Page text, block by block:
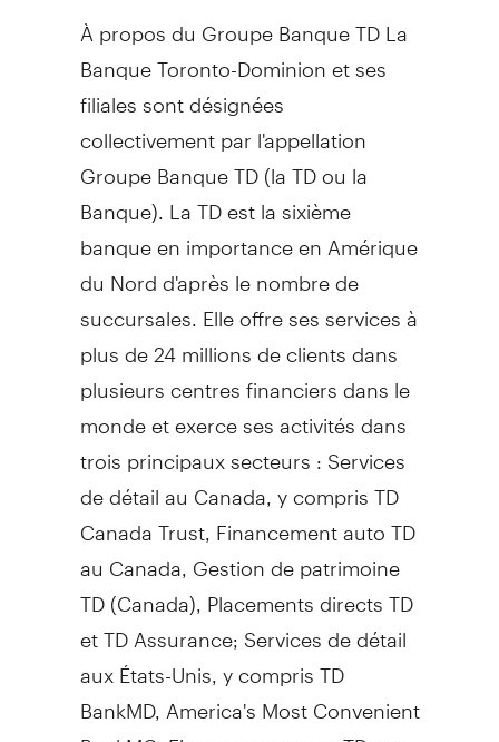
À propos du Groupe Banque TD La
Banque Toronto-Dominion et ses
filiales sont désignées
collectivement par l'appellation
Groupe Banque TD (la TD ou la
Banque). La TD est la sixième
banque en importance en Amérique
du Nord d'après le nombre de
succursales. Elle offre ses services à
plus de 24 millions de clients dans
plusieurs centres financiers dans le
monde et exerce ses activités dans
trois principaux secteurs : Services
de détail au Canada , y compris TD
Canada Trust, Financement auto TD
au Canada Gestion depatrimoine
TD (Canada), Placements directs TD
et TD Assurance; Services de détail
aux États-Unis, y compris TD
BankMD, America's Most Convenient